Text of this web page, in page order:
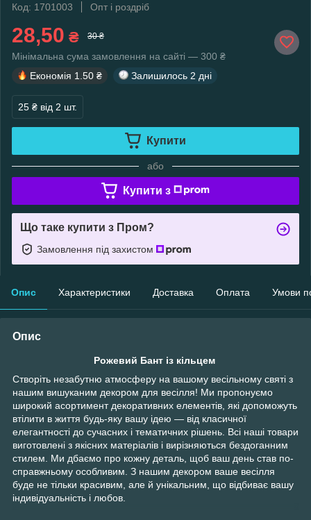
Код: 1701003
Опт і роздріб
28,50 ₴ 30 ₴
Мінімальна сума замовлення на сайті — 300 ₴
Економія 1.50 ₴ Залишилось 2 дні
25 ₴ від 2 шт.
Купити
або
Купити з
Що таке купити з Пром?
Замовлення під захистом
Опис Характеристики Доставка Оплата Умови
Опис
Рожевий Бант із кільцем
Створіть незабутню атмосферу на вашому весільному святі з
нашим вишуканим декором для весілля! Ми пропонуємо
широкий асортимент декоративних елементів, які допоможуть
втілити в життя будь-яку вашу ідею — від класичної
елегантності до сучасних і тематичних рішень. Всі наші товари
виготовлені з якісних матеріалів і вирізняються бездоганним
стилем. Ми дбаємо про кожну деталь, щоб ваш день став по-
справжньому особливим. З нашим декором ваше весілля
буде не тільки красивим, але й унікальним, що відбиває вашу
індивідуальність і любов.